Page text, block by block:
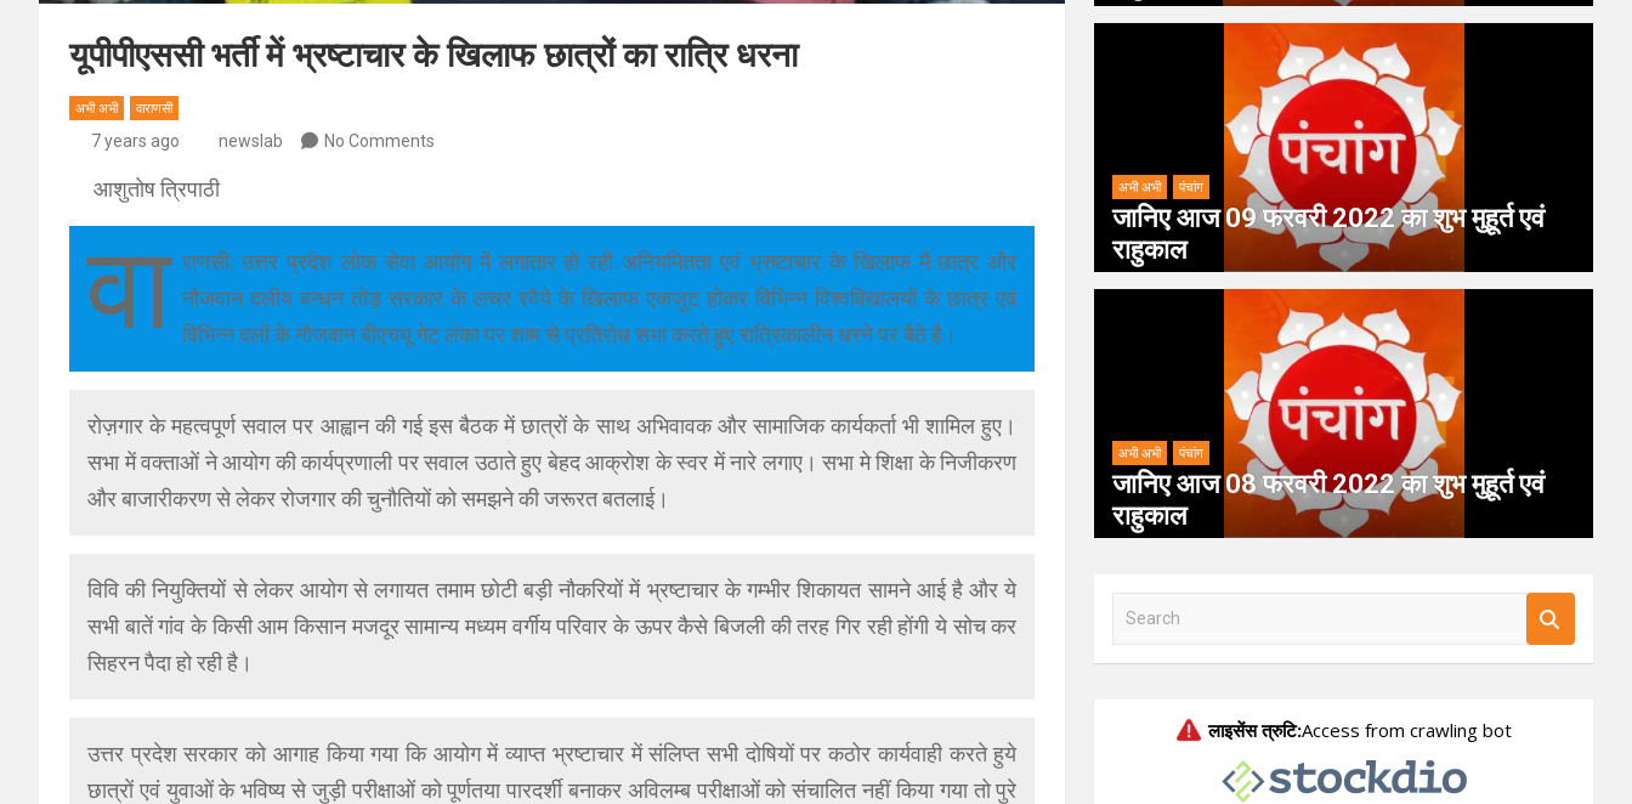
यूपीपीएससी भर्ती में भ्रष्टाचार के खिलाफ छात्रों का रात्रि धरना
अभी अभी वाराणसी
7 years ago newslab No Comments
आशुतोष त्रिपाठी
वा राणसी: उत्तर प्रदेश लोक सेवा आयोग में लगातार हो रही अनियमितता एवं भ्रष्टाचार के खिलाफ में छात्र और
नौजवान दलीय बन्धन तोड़ सरकार के लचर रवैये के खिलाफ एकजुट होकर विभिन्न विश्वविद्यालयों के छात्र एवं
विभिन्न दलों के नौजवान बीएचयू गेट लंका पर शाम से प्रतिरोध सभा करते हुए रात्रिकालीन धरने पर बैठे है।
रोज़गार के महत्वपूर्ण सवाल पर आह्वान की गई इस बैठक में छात्रों के साथ अभिवावक और सामाजिक कार्यकर्ता भी शामिल हुए।
सभा में वक्ताओं ने आयोग की कार्यप्रणाली पर सवाल उठाते हुए बेहद आक्रोश के स्वर में नारे लगाए। सभा मे शिक्षा के निजीकरण
और बाजारीकरण से लेकर रोजगार की चुनौतियों को समझने की जरूरत बतलाई।
विवि की नियुक्तियों से लेकर आयोग से लगायत तमाम छोटी बड़ी नौकरियों में भ्रष्टाचार के गम्भीर शिकायत सामने आई है और ये
सभी बातें गांव के किसी आम किसान मजदूर सामान्य मध्यम वर्गीय परिवार के ऊपर कैसे बिजली की तरह गिर रही होंगी ये सोच कर
सिहरन पैदा हो रही है।
उत्तर प्रदेश सरकार को आगाह किया गया कि आयोग में व्याप्त भ्रष्टाचार में संलिप्त सभी दोषियों पर कठोर कार्यवाही करते हुये
छात्रों एवं युवाओं के भविष्य से जुड़ी परीक्षाओं को पूर्णतया पारदर्शी बनाकर अविलम्ब परीक्षाओं को संचालित नहीं किया गया तो पुरे
अभी अभी पंचांग
जानिए आज 09 फरवरी 2022 का शुभ मुहूर्त एवं
राहुकाल
अभी अभी पंचांग
जानिए आज 08 फरवरी 2022 का शुभ मुहूर्त एवं
राहुकाल
a